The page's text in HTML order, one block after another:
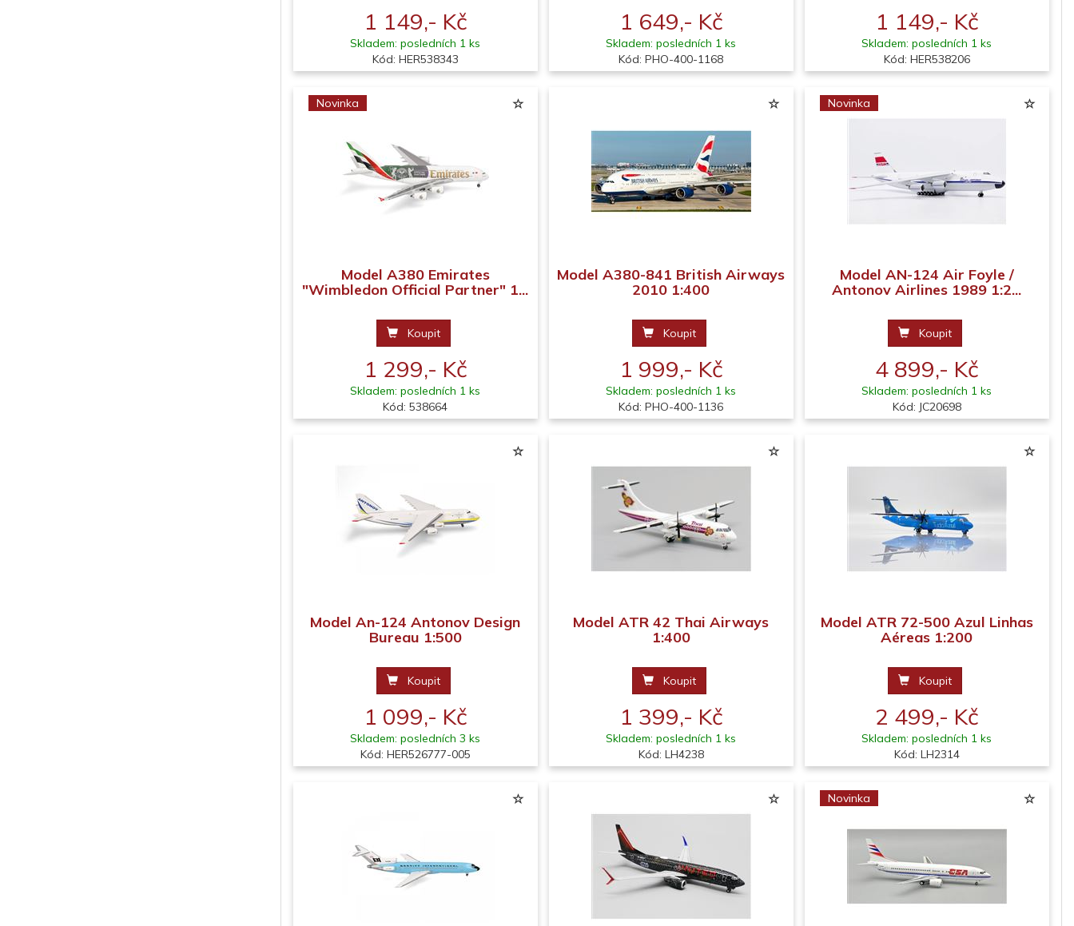
1 149,- Kč
Skladem: posledních 1 ks
Kód: HER538343
1 649,- Kč
Skladem: posledních 1 ks
Kód: PHO-400-1168
1 149,- Kč
Skladem: posledních 1 ks
Kód: HER538206
Novinka
Model A380 Emirates
"Wimbledon Official Partner" 1...
Koupit
1 299,- Kč
Skladem: posledních 1 ks
Kód: 538664
Model A380-841 British Airways
2010 1:400
Koupit
1 999,- Kč
Skladem: posledních 1 ks
Kód: PHO-400-1136
Novinka
Model AN-124 Air Foyle /
Antonov Airlines 1989 1:2...
Koupit
4 899,- Kč
Skladem: posledních 1 ks
Kód: JC20698
Model An-124 Antonov Design
Bureau 1:500
Koupit
1 099,- Kč
Skladem: posledních 3 ks
Kód: HER526777-005
Model ATR 42 Thai Airways
1:400
Koupit
1 399,- Kč
Skladem: posledních 1 ks
Kód: LH4238
Model ATR 72-500 Azul Linhas
Aéreas 1:200
Koupit
2 499,- Kč
Skladem: posledních 1 ks
Kód: LH2314
Novinka